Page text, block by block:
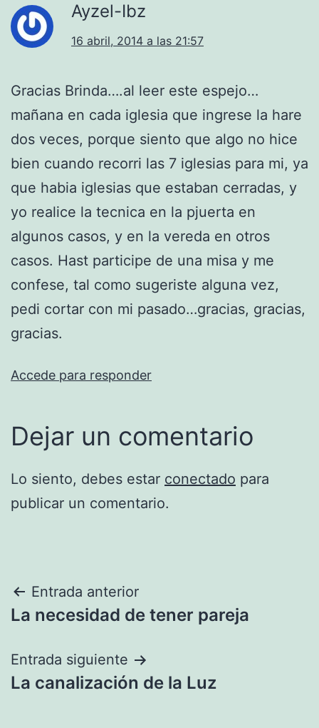
Ayzel-Ibz
16 abril, 2014 a las 21:57
Gracias Brinda….al leer este espejo…
mañana en cada iglesia que ingrese la hare
dos veces, porque siento que algo no hice
bien cuando recorri las 7 iglesias para mi, ya
que habia iglesias que estaban cerradas, y
yo realice la tecnica en la pjuerta en
algunos casos, y en la vereda en otros
casos. Hast participe de una misa y me
confese, tal como sugeriste alguna vez,
pedi cortar con mi pasado…gracias, gracias,
gracias.
Accede para responder
Dejar un comentario
Lo siento, debes estar conectado para
publicar un comentario.
Navegación
de
entradas
Entrada anterior
La necesidad de tener pareja
Entrada siguiente
La canalización de la Luz